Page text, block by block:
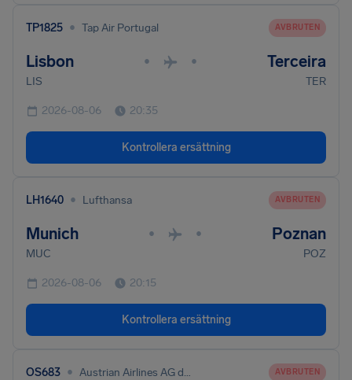
TP1825 • Tap Air Portugal AVBRUTEN
Lisbon • • Terceira
LIS TER
2026-08-06 20:35
Kontrollera ersättning
LH1640 • Lufthansa AVBRUTEN
Munich • • Poznan
MUC POZ
2026-08-06 20:15
Kontrollera ersättning
OS683 • Austrian Airlines AG dba Austrian AVBRUTEN